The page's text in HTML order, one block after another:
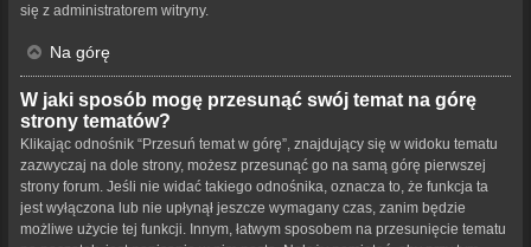
się z administratorem witryny.
Na górę
W jaki sposób mogę przesunąć swój temat na górę
strony tematów?
Klikając odnośnik “Przesuń temat w górę”, znajdujący się w widoku tematu
zazwyczaj na dole strony, możesz przesunąć go na samą górę pierwszej
strony forum. Jeśli nie widać takiego odnośnika, oznacza to, że funkcja ta
jest wyłączona lub nie upłynął jeszcze wymagany czas, zanim będzie
możliwe użycie tej funkcji. Innym, łatwym sposobem na przesunięcie tematu